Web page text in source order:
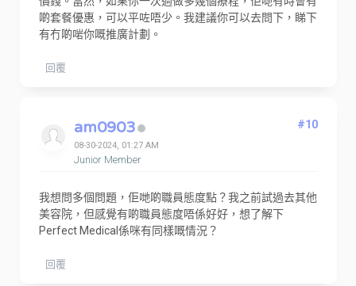
啲套餐優惠，可以平咗唔少。我建議你可以去問下，睇下
有冇啲啱你嘅推廣計劃。
回覆
am0903
08-30-2024, 01:27 AM
Junior Member
#10
我想問多個問題，佢哋啲職員態度點？我之前試過去其他
美容院，但感覺有啲職員態度唔係好好，想了解下
Perfect Medical係咪有同樣嘅情況？
回覆